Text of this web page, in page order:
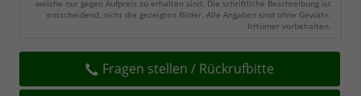
welche nur gegen Aufpreis zu erhalten sind. Die schriftliche Beschreibung ist
entscheidend, nicht die gezeigten Bilder. Alle Angaben sind ohne Gewähr.
Irrtümer vorbehalten.
Fragen stellen / Rückrufbitte